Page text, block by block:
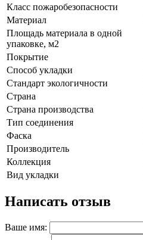
Класс пожаробезопасности
Материал
Площадь материала в одной
упаковке, м2
Покрытие
Способ укладки
Стандарт экологичности
Страна
Страна производства
Тип соединения
Фаска
Производитель
Коллекция
Вид укладки
Написать отзыв
Ваше имя: